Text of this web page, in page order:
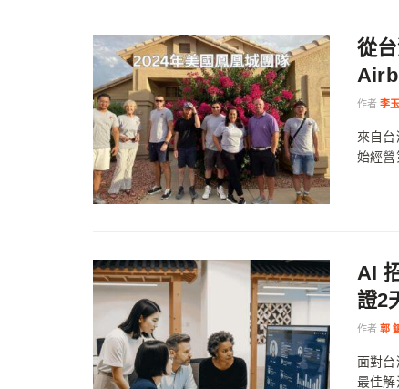
從
作者 李
來自
始經營
AI
證2
作者 郭
面對台
最佳解